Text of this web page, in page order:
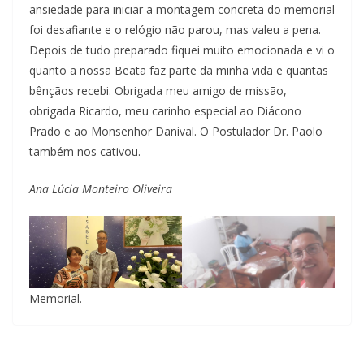
ansiedade para iniciar a montagem concreta do memorial
foi desafiante e o relógio não parou, mas valeu a pena.
Depois de tudo preparado fiquei muito emocionada e vi o
quanto a nossa Beata faz parte da minha vida e quantas
bênçãos recebi. Obrigada meu amigo de missão,
obrigada Ricardo, meu carinho especial ao Diácono
Prado e ao Monsenhor Danival. O Postulador Dr. Paolo
também nos cativou.
Ana Lúcia Monteiro Oliveira
Memorial.